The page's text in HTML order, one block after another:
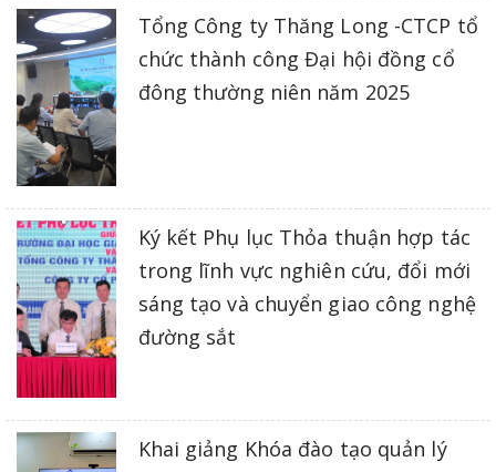
Tổng Công ty Thăng Long -CTCP tổ
chức thành công Đại hội đồng cổ
đông thường niên năm 2025
Ký kết Phụ lục Thỏa thuận hợp tác
trong lĩnh vực nghiên cứu, đổi mới
sáng tạo và chuyển giao công nghệ
đường sắt
Khai giảng Khóa đào tạo quản lý